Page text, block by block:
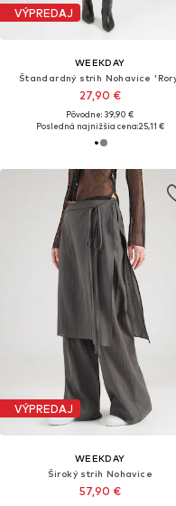
VÝPREDAJ
WEEKDAY
Štandardný strih Nohavice
27,90 €
Pôvodne: 39,90 €
Posledná najnižšia cena:25,11 €
VÝPREDAJ
WEEKDAY
Široký strih Nohavice
57,90 €